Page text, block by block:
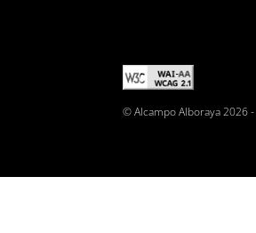
© Alcampo Alboraya 2026 -